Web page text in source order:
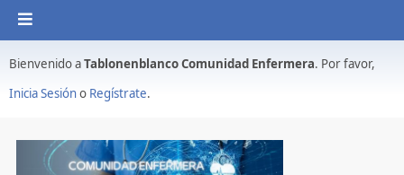
Bienvenido aTablonenblanco Comunidad Enfermera. Por favor,
Inicia Sesióno Regístrate.